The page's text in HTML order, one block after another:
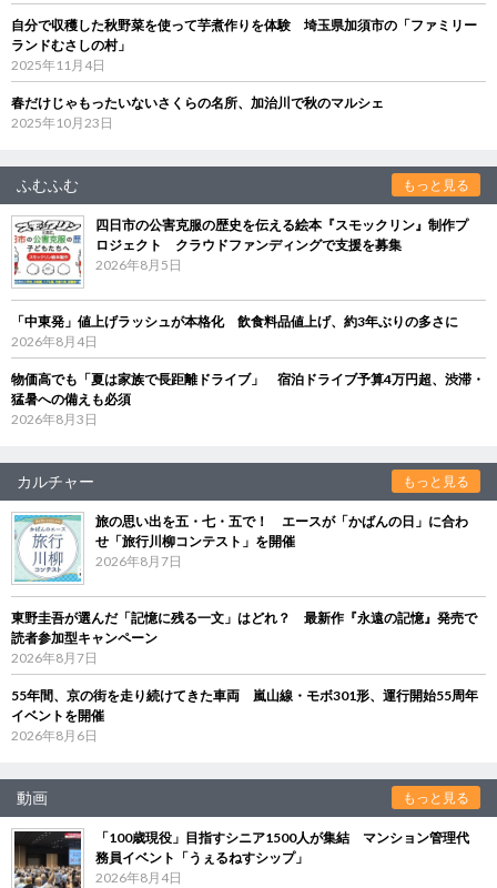
自分で収穫した秋野菜を使って芋煮作りを体験 埼玉県加須市の「ファミリー
ランドむさしの村」
2025年11月4日
春だけじゃもったいないさくらの名所、加治川で秋のマルシェ
2025年10月23日
ふむふむ もっと見る
四日市の公害克服の歴史を伝える絵本『スモックリン』制作プ
ロジェクト クラウドファンディングで支援を募集
2026年8月5日
「中東発」値上げラッシュが本格化 飲食料品値上げ、約3年ぶりの多さに
2026年8月4日
物価高でも「夏は家族で長距離ドライブ」 宿泊ドライブ予算4万円超、渋滞・
猛暑への備えも必須
2026年8月3日
カルチャー もっと見る
旅の思い出を五・七・五で！ エースが「かばんの日」に合わ
せ「旅行川柳コンテスト」を開催
2026年8月7日
東野圭吾が選んだ「記憶に残る一文」はどれ？ 最新作『永遠の記憶』発売で
読者参加型キャンペーン
2026年8月7日
55年間、京の街を走り続けてきた車両 嵐山線・モボ301形、運行開始55周年
イベントを開催
2026年8月6日
動画 もっと見る
「100歳現役」目指すシニア1500人が集結 マンション管理代
務員イベント「うぇるねすシップ」
2026年8月4日